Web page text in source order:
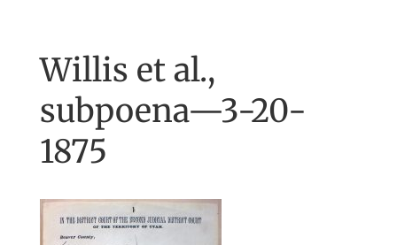
Willis et al.,
subpoena—3-20-
1875